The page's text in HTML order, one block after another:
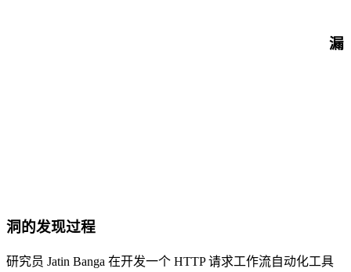
漏
洞的发现过程
研究员 Jatin Banga 在开发一个 HTTP 请求工作流自动化工具